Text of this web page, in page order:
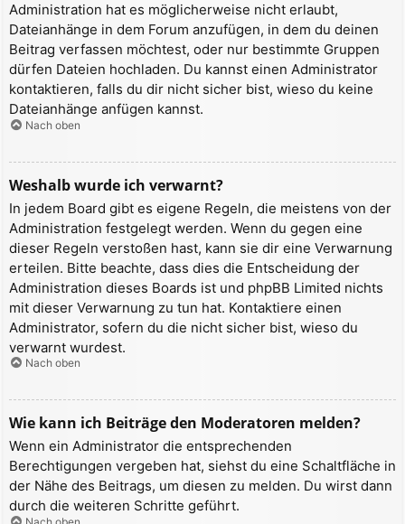
Administration hat es möglicherweise nicht erlaubt,
Dateianhänge in dem Forum anzufügen, in dem du deinen
Beitrag verfassen möchtest, oder nur bestimmte Gruppen
dürfen Dateien hochladen. Du kannst einen Administrator
kontaktieren, falls du dir nicht sicher bist, wieso du keine
Dateianhänge anfügen kannst.
Nach oben
Weshalb wurde ich verwarnt?
In jedem Board gibt es eigene Regeln, die meistens von der
Administration festgelegt werden. Wenn du gegen eine
dieser Regeln verstoßen hast, kann sie dir eine Verwarnung
erteilen. Bitte beachte, dass dies die Entscheidung der
Administration dieses Boards ist und phpBB Limited nichts
mit dieser Verwarnung zu tun hat. Kontaktiere einen
Administrator, sofern du die nicht sicher bist, wieso du
verwarnt wurdest.
Nach oben
Wie kann ich Beiträge den Moderatoren melden?
Wenn ein Administrator die entsprechenden
Berechtigungen vergeben hat, siehst du eine Schaltfläche in
der Nähe des Beitrags, um diesen zu melden. Du wirst dann
durch die weiteren Schritte geführt.